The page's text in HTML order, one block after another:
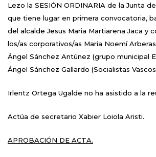
Lezo la SESIÓN ORDINARIA de la Junta
que tiene lugar en primera convocatoria,
del alcalde Jesus Maria Martiarena Jaca y
los/as corporativos/as Maria Noemí
Ángel Sánchez Antúnez (grupo municipal
Ángel Sánchez Gallardo (Socialistas
Irlentz Ortega Ugalde no ha asistido a la
Actúa de secretario Xabier Loiola Aristi.
APROBACIÓN DE ACTA.